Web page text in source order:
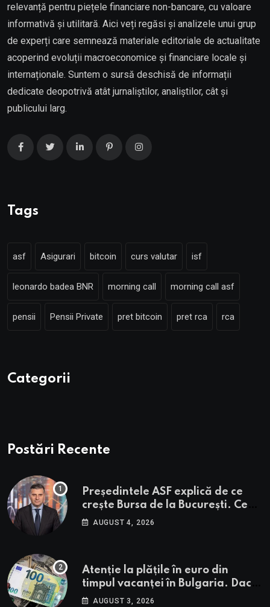
relevanță pentru piețele financiare non-bancare, cu valoare
informativă și utilitară. Aici veți regăsi și analizele unui grup
de experți care semnează materiale editoriale de actualitate
acoperind evoluții macroeconomice și financiare locale și
internaționale. Suntem o sursă deschisă de informații
dedicate deopotrivă atât jurnaliștilor, analiștilor, cât și
publicului larg.
Tags
asf Asigurari bitcoin curs valutar isf
leonardo badea BNR morning call morning call asf
pensii Pensii Private pret bitcoin pret rca rca
Categorii
Postări Recente
Președintele ASF explică de ce
crește Bursa de la București. Ce
urmează pentru BVB potrivit lui
AUGUST 4, 2026
Atenție la plățile în euro din
timpul vacanței în Bulgaria. Dacă
în România cele mai falsificate
AUGUST 3, 2026